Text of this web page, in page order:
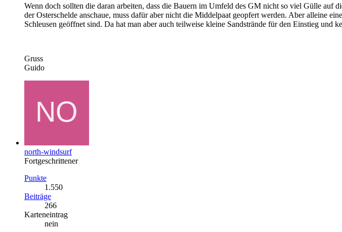
Wenn doch sollten die daran arbeiten, dass die Bauern im Umfeld des GM nicht so viel Gülle
der Osterschelde anschaue, muss dafür aber nicht die Middelpaat geopfert werden. Aber alleine
Schleusen geöffnet sind. Da hat man aber auch teilweise kleine Sandstrände für den Einstieg und
Gruss
Guido
north-windsurf
Fortgeschrittener
Punkte
1.550
Beiträge
266
Karteneintrag
nein